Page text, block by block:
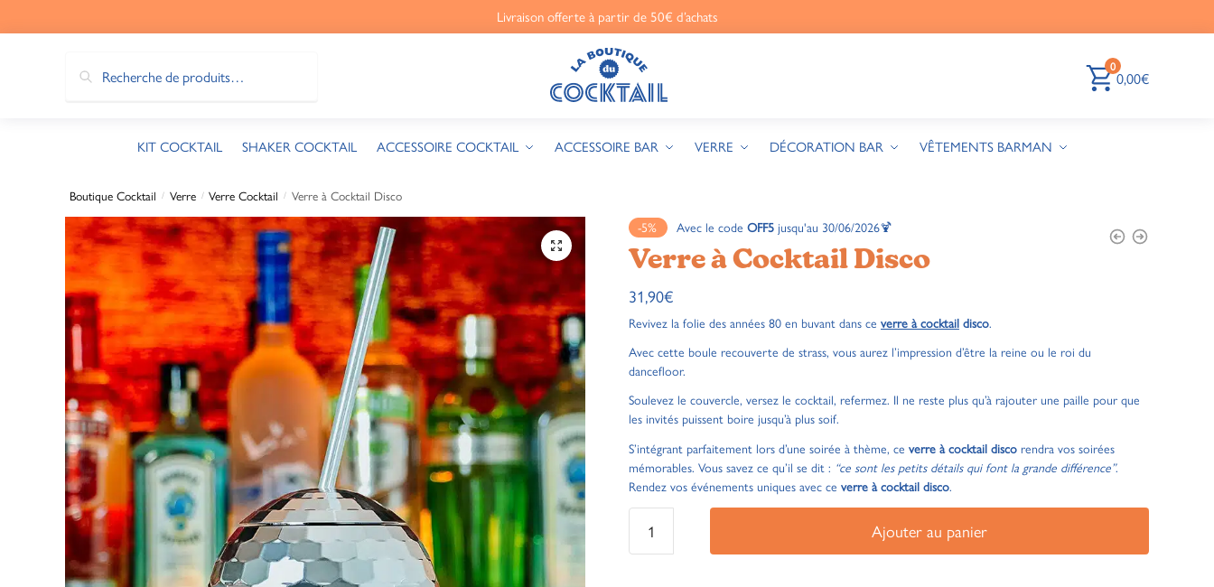
Livraison offerte à partir de 50€ d’achats
0
0,00€
KIT COCKTAIL SHAKER COCKTAIL ACCESSOIRE COCKTAIL ACCESSOIRE BAR VERRE DÉCORATION BAR VÊTEMENTS BARMAN
Boutique Cocktail / Verre / Verre Cocktail / Verre à Cocktail Disco
🔍
-5% Avec le code OFF5 jusqu'au 30/06/2026🍹
Verre à Cocktail Disco
31,90€
Revivez la folie des années 80 en buvant dans ce verre à cocktail disco.
Avec cette boule recouverte de strass, vous aurez l’impression d’être la reine ou le roi du
dancefloor.
Soulevez le couvercle, versez le cocktail, refermez. Il ne reste plus qu’à rajouter une paille pour que
les invités puissent boire jusqu’à plus soif.
S’intégrant parfaitement lors d’une soirée à thème, ce verre à cocktail disco rendra vos soirées
mémorables. Vous savez ce qu’il se dit : “ce sont les petits détails qui font la grande différence”.
Rendez vos événements uniques avec ce verre à cocktail disco.
Ajouter au panier